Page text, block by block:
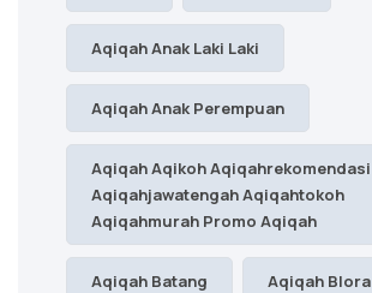
Aqiqah Anak Laki Laki
Aqiqah Anak Perempuan
Aqiqah Aqikoh Aqiqahrekomendasi
Aqiqahjawatengah Aqiqahtokoh
Aqiqahmurah Promo Aqiqah
Aqiqah Batang Aqiqah Blora